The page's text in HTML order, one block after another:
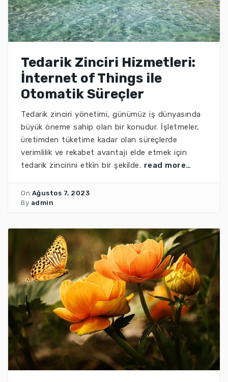
Tedarik Zinciri Hizmetleri:
İnternet of Things ile
Otomatik Süreçler
Tedarik zinciri yönetimi, günümüz iş dünyasında
büyük öneme sahip olan bir konudur. İşletmeler,
üretimden tüketime kadar olan süreçlerde
verimlilik ve rekabet avantajı elde etmek için
tedarik zincirini etkin bir şekilde. read more…
On Ağustos 7, 2023
By admin